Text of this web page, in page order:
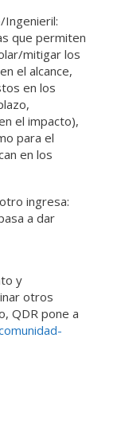
Ingenieril:
que permiten
mitigar los
el alcance,
en los
el impacto),
para el
en los
ingresa:
a dar
y
otros
QDR pone a